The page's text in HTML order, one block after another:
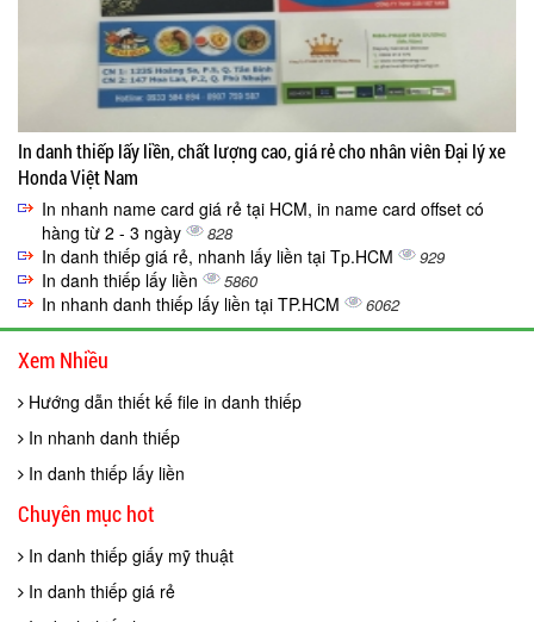
In danh thiếp lấy liền, chất lượng cao, giá rẻ cho nhân viên Đại lý xe
Honda Việt Nam
In nhanh name card giá rẻ tại HCM, in name card offset có
hàng từ 2 - 3 ngày
828
In danh thiếp giá rẻ, nhanh lấy liền tại Tp.HCM 929
In danh thiếp lấy liền 5860
In nhanh danh thiếp lấy liền tại TP.HCM 6062
Xem Nhiều
Hướng dẫn thiết kế file in danh thiếp
In nhanh danh thiếp
In danh thiếp lấy liền
Chuyên mục hot
In danh thiếp giấy mỹ thuật
In danh thiếp giá rẻ